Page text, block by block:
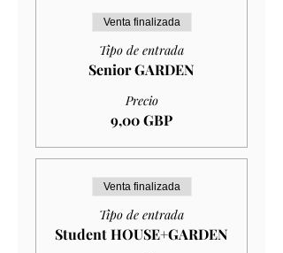
Venta finalizada
Tipo de entrada
Senior GARDEN
Precio
9,00 GBP
Venta finalizada
Tipo de entrada
Student HOUSE+GARDEN